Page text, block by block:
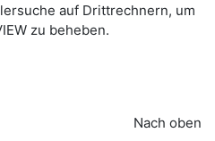
auf Drittrechnern, um
zu beheben.
Nach oben